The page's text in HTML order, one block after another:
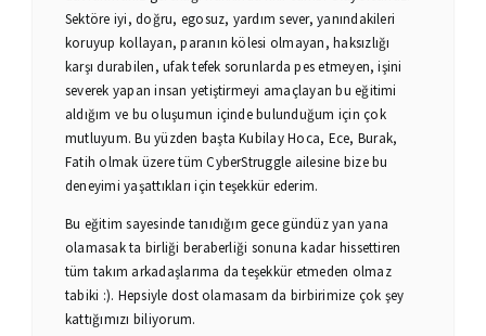
Sektöre iyi, doğru, egosuz, yardım sever, yanındakileri
koruyup kollayan, paranın kölesi olmayan, haksızlığı
karşı durabilen, ufak tefek sorunlarda pes etmeyen, işini
severek yapan insan yetiştirmeyi amaçlayan bu eğitimi
aldığım ve bu oluşumun içinde bulunduğum için çok
mutluyum. Bu yüzden başta Kubilay Hoca, Ece, Burak,
Fatih olmak üzere tüm CyberStruggle ailesine bize bu
deneyimi yaşattıkları için teşekkür ederim.
Bu eğitim sayesinde tanıdığım gece gündüz yan yana
olamasak ta birliği beraberliği sonuna kadar hissettiren
tüm takım arkadaşlarıma da teşekkür etmeden olmaz
tabiki :). Hepsiyle dost olamasam da birbirimize çok şey
kattığımızı biliyorum.